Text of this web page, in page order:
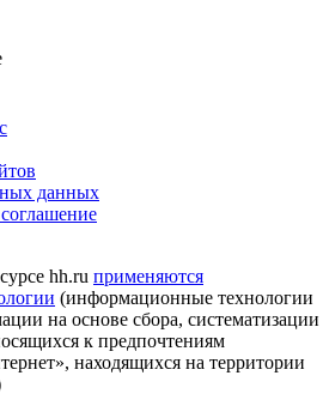
данных
hh.ru применяются
(информационные технологии
на основе сбора, систематизации
к предпочтениям
находящихся на территории